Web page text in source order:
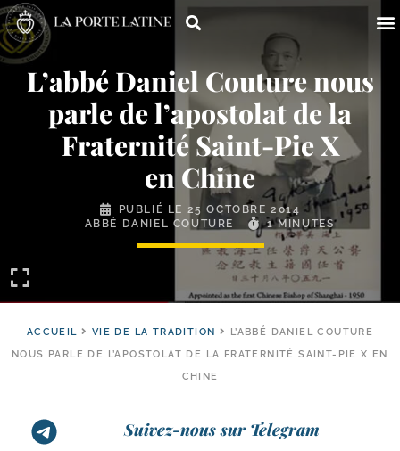
L’abbé Daniel Couture nous
parle de l’apostolat de la
Fraternité Saint-​Pie X
en Chine
PUBLIÉ LE 25 OCTOBRE 2014
ABBÉ DANIEL COUTURE
1 MINUTES
ACCUEIL VIE DE LA TRADITION
L’ABBÉ DANIEL COUTURE
NOUS PARLE DE L’APOSTOLAT DE LA FRATERNITÉ SAINT-PIE X EN
CHINE
Suivez-nous sur Telegram